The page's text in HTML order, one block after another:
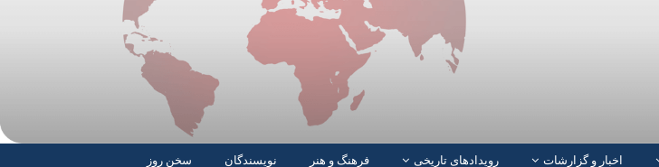
اخبار و گزارشات رویدادهای تاریخی فرهنگ و هنر نویسندگان
سخن روز